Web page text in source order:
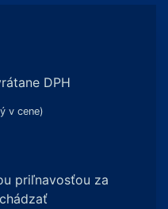
DPH
v cene)
priľnavosťou za